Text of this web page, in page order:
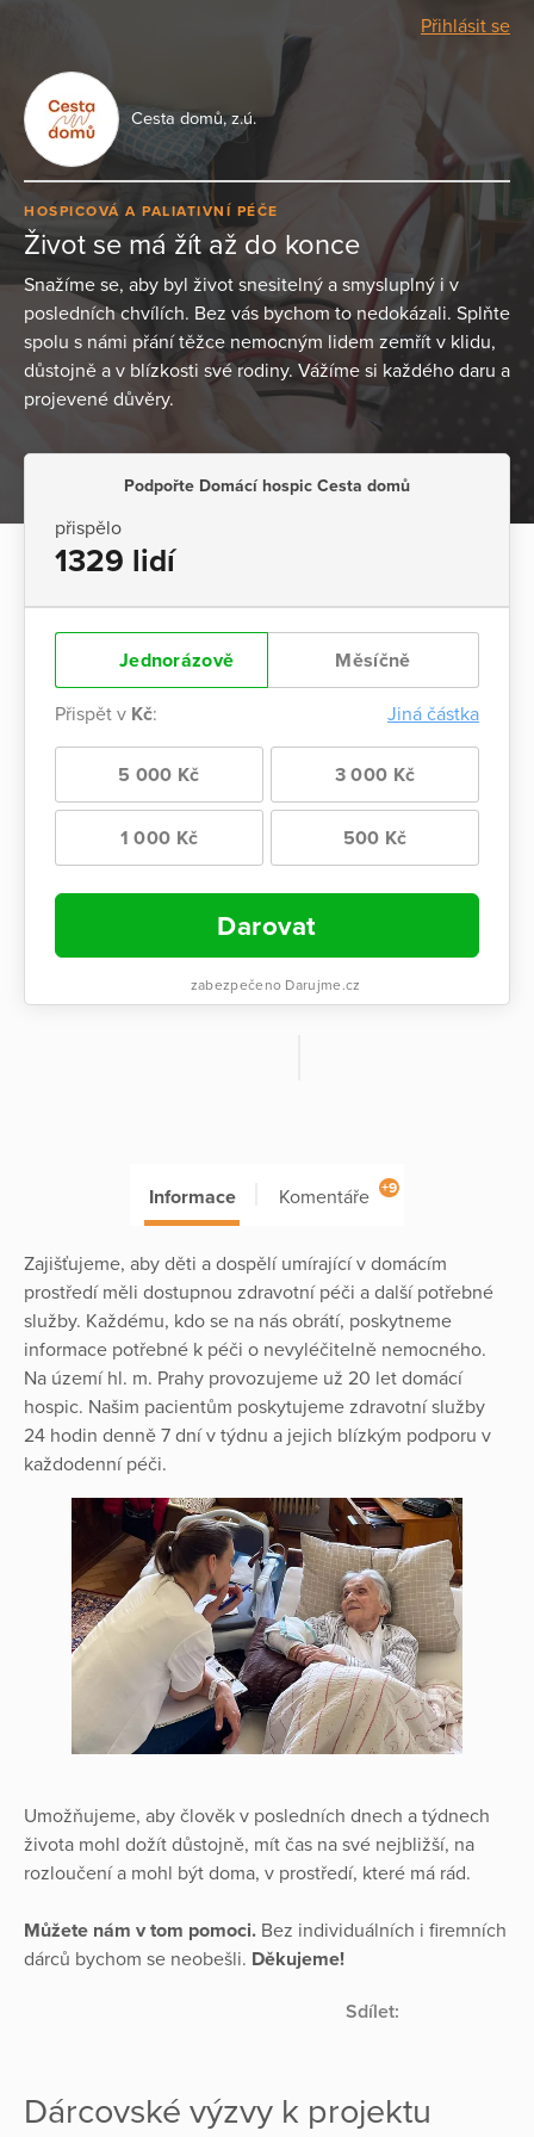
Přihlásit se
Cesta domů, z.ú.
HOSPICOVÁ A PALIATIVNÍ PÉČE
Život se má žít až do konce
Snažíme se, aby byl život snesitelný a smysluplný i v
posledních chvílích. Bez vás bychom to nedokázali. Splňte
spolu s námi přání těžce nemocným lidem zemřít v klidu,
důstojně a v blízkosti své rodiny. Vážíme si každého daru a
projevené důvěry.
Podpořte Domácí hospic Cesta domů
přispělo
1329 lidí
Jednorázově Měsíčně
Přispět v Kč: Jiná částka
5 000 Kč 3 000 Kč
1 000 Kč 500 Kč
Darovat
zabezpečeno Darujme.cz
Informace Komentáře +9
Zajišťujeme, aby děti a dospělí umírající v domácím
prostředí měli dostupnou zdravotní péči a další potřebné
služby. Každému, kdo se na nás obrátí, poskytneme
informace potřebné k péči o nevyléčitelně nemocného.
Na území hl. m. Prahy provozujeme už 20 let domácí
hospic. Našim pacientům poskytujeme zdravotní služby
24 hodin denně 7 dní v týdnu a jejich blízkým podporu v
každodenní péči.
Umožňujeme, aby člověk v posledních dnech a týdnech
života mohl dožít důstojně, mít čas na své nejbližší, na
rozloučení a mohl být doma, v prostředí, které má rád.
Můžete nám v tom pomoci. Bez individuálních i firemních
dárců bychom se neobešli. Děkujeme!
Sdílet:
Dárcovské výzvy k projektu